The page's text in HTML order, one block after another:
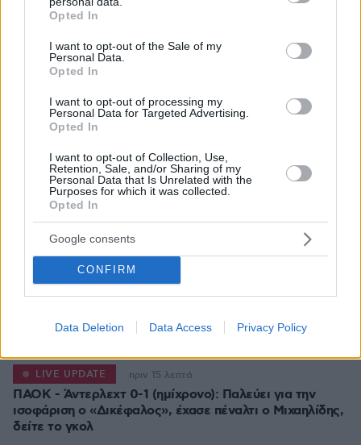
grant or deny consent to Google and its third-party tags to
use your data for below specified purposes in below Google
consent section.
Opted In
I want to opt-out of the Sale of my
Personal Data.
Opted In
I want to opt-out of processing my
Personal Data for Targeted Advertising.
Opted In
I want to opt-out of Collection, Use,
Retention, Sale, and/or Sharing of my
Personal Data that Is Unrelated with the
Purposes for which it was collected.
Opted In
Google consents
CONFIRM
Data Deletion Data Access Privacy Policy
Η Smart φοιτητική κατοικία στην καρδιά της Αθήνας
03.08.2026, 10:56
Διασκεδάζουμε υπεύθυνα, επιστρέφουμε με ασφάλεια
29.07.2026, 09:39
ΡΟΗ ΕΙΔΗΣΕΩΝ
Ειδήσεις Δημοφιλή Σχολιασμένα
Προϊόν εργαστηρίου ή της φύσης ο κορωνοϊός; Άλλα
έλεγε δημόσια ο Φάουτσι και άλλα ιδιωτικά, αρνήθηκε
100 φορές να απαντήσει στο Κογκρέσο
πριν 11 λεπτά
Ξεκινούν τα δοκιμαστικά δρομολόγια της επέκτασης
«ενθαρρυντικές οι πρώτες ενδείξεις» δηλώνει ο
ΠΑΟΚ - Άντερλεχτ 0-1 (ημίχρονο): Παλεύει για την
ισοφάριση ο «Δικέφαλος», έχασε πέναλτι ο Μιχαηλίδης,
LIVE UPDATE πριν 15 λεπτά